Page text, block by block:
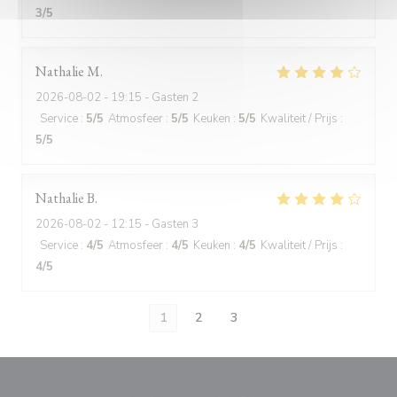
3/5
Nathalie M
2026-08-02 - 19:15 - Gasten 2
Service : 5/5 Atmosfeer : 5/5 Keuken : 5/5 Kwaliteit / Prijs :
5/5
NathalieB
2026-08-02 - 12:15 - Gasten 3
Service : 4/5 Atmosfeer : 4/5 Keuken : 4/5 Kwaliteit / Prijs :
4/5
1 2 3